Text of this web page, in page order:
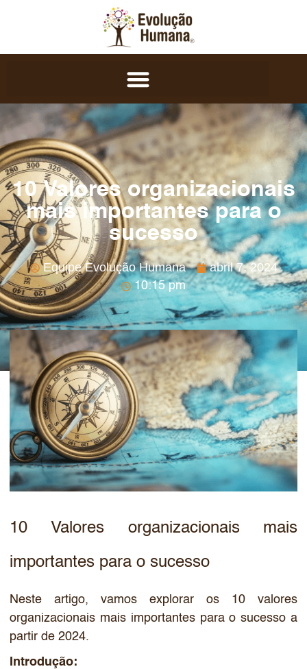
10 Valores organizacionais
mais importantes para o
sucesso
Equipe Evolução Humana abril 7, 2024
10:15 pm
10 Valores organizacionais mais
importantes para o sucesso
Neste artigo, vamos explorar os 10 valores
organizacionais mais importantes para o sucesso a
partir de 2024.
Introdução: